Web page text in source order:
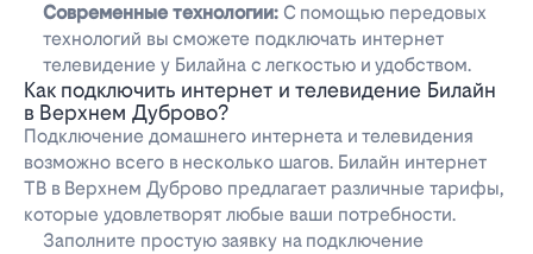
Современные технологии: С помощью передовых
технологий вы сможете подключать интернет
телевидение у Билайна с легкостью и удобством.
Как подключить интернет и телевидение Билайн
в Верхнем Дуброво?
Подключение домашнего интернета и телевидения
возможно всего в несколько шагов. Билайн интернет
ТВ в Верхнем Дуброво предлагает различные тарифы,
которые удовлетворят любые ваши потребности.
Заполните простую заявку на подключение